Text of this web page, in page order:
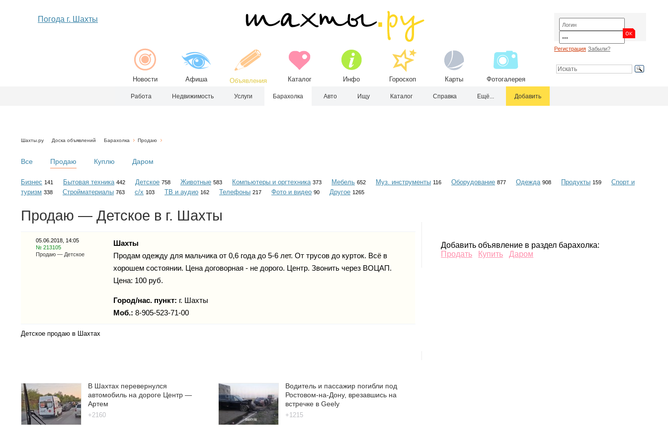
Погода г. Шахты
Новости Афиша Объявления Каталог Инфо Гороскоп Карты Фотогалерея
Регистрация Забыли?
Работа Недвижимость Услуги Барахолка Авто Ищу Каталог Справка Ещё... Добавить
Шахты.ру Доска объявлений Барахолка Продаю
Все Продаю Куплю Даром
Бизнес 141 Бытовая техника 442 Детское 758 Животные 583 Компьютеры и оргтехника 373 Мебель 652 Муз. инструменты 116 Оборудование 877 Одежда 908 Продукты 159
Спорт и
туризм 338 Стройматериалы 763 с/х 103 ТВ и аудио 162 Телефоны 217 Фото и видео 90 Другое 1265
Продаю — Детское в г. Шахты
05.06.2018, 14:05
№ 213105
Продаю — Детское
Шахты
Продам одежду для мальчика от 0,6 года до 5-6 лет. От трусов до курток. Всё в
хорошем состоянии. Цена договорная - не дорого. Центр. Звонить через BOЦАП.
Цена: 100 руб.
Город/нас. пункт: г. Шахты
Моб.: 8-905-523-71-00
Детское продаю в Шахтах
Добавить объявление в раздел барахолка:
Продать
Купить Даром
В Шахтах перевернулся
автомобиль на дороге Центр —
Артем
+2160
Водитель и пассажир погибли под
Ростовом-на-Дону, врезавшись на
встречке в Geely
+1215